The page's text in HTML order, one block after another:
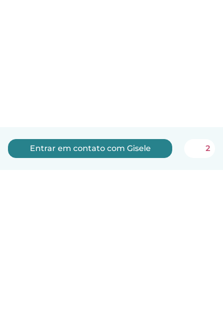
Entrar em contato com Gisele 2